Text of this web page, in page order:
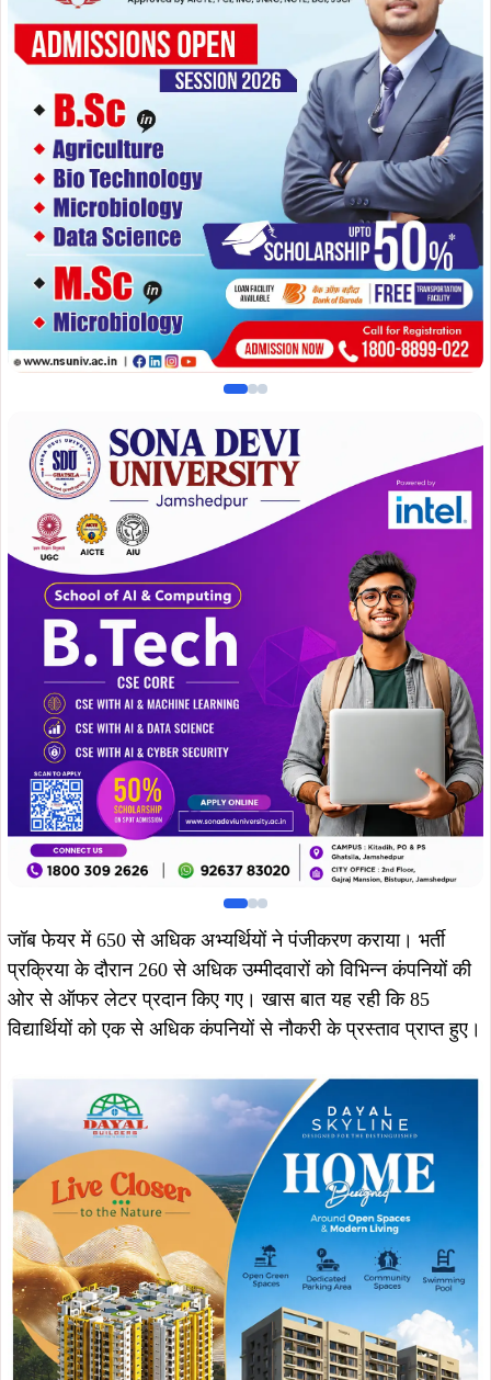
जॉब फेयर में 650 से अधिक अभ्यर्थियों ने पंजीकरण कराया। भर्ती
प्रक्रिया के दौरान 260 से अधिक उम्मीदवारों को विभिन्न कंपनियों की
ओर से ऑफर लेटर प्रदान किए गए। खास बात यह रही कि 85
विद्यार्थियों को एक से अधिक कंपनियों से नौकरी के प्रस्ताव प्राप्त हुए।